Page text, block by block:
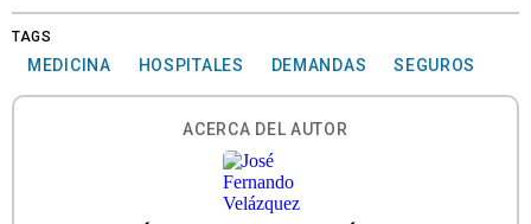
TAGS
MEDICINA HOSPITALES DEMANDAS SEGUROS
ACERCA DEL AUTOR